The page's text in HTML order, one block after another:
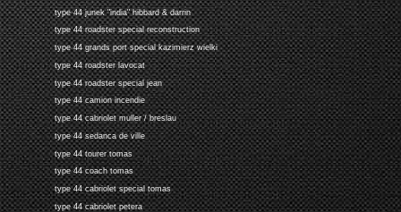
type 44 junek "india" hibbard & darrin
type 44 roadster special reconstruction
type 44 grands port special kazimierz wielki
type 44 roadster lavocat
type 44 roadster special jean
type 44 camion incendie
type 44 cabriolet muller / breslau
type 44 sedanca de ville
type 44 tourer tomas
type 44 coach tomas
type 44 cabriolet special tomas
type 44 cabriolet petera